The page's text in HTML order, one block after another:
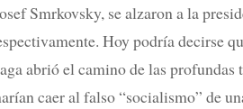
Smrkovsky, se alzaron a la
Hoy podría decirse
abrió el camino de las profundas
caer al falso “socialismo” de